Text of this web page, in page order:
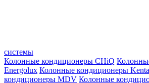
системы
Колонные кондиционеры CHiQ
Energolux Колонные кондиционеры
кондиционеры MDV Колонные